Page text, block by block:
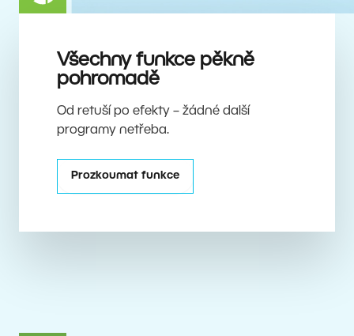
Všechny funkce pěkně
pohromadě
Od retuší po efekty – žádné další
programy netřeba.
Prozkoumat funkce